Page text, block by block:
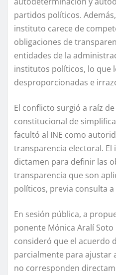
partidos políticos.
instituto carece de
obligaciones de
entidades de la
institutos políticos, lo que
desproporcionadas e
El conflicto surgió a raíz
constitucional de
facultó al INE como
transparencia electoral.
dictamen para definir las
transparencia que son
políticos, previa consulta
En sesión pública, a
ponente Mónica Aralí
consideró que el acuerdo
parcialmente para ajustar
no corresponden